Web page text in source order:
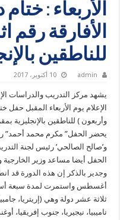
الأربعاء :
الأفارقة رقم
للناطقين
admin 10 أكتوبر، 2017
يشهد مركز التدريب والدراسات
الإعلام يوم الأربعاء المقبل حفل
وأربعون ) للناطقين بالإنجليزية
يحضر الحفل” مكرم محمد أحمد”
و’صالح الصالحي’ رئيس لجنة
الحفل أيضا مساعد وزير الخارجية
وجدير بالذكر إن هذه الدورة قد
أغسطس واستمرت لمدة سبعة
ثلاثة عشر دولة وهي (إريتريا،
ناميبيا، نيجيريا، جنوب إفريقيا،